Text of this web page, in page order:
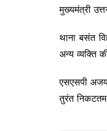
मुख्यमंत्री
थाना बसंत
अन्य व्यक्ति
एसएसपी
तुरंत निकटतम